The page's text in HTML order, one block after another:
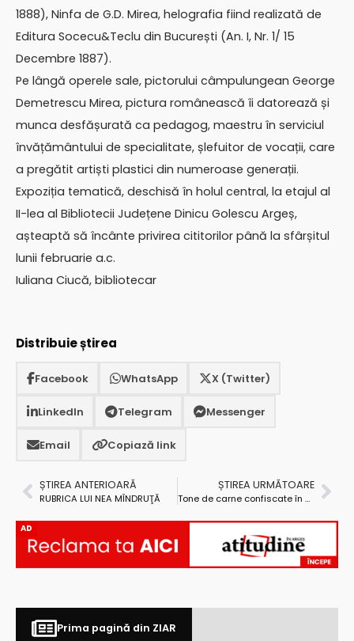
1888), Ninfa de G.D. Mirea, helografia fiind realizată de
Editura Socecu&Teclu din București (An. I, Nr. 1/ 15
Decembre 1887).
Pe lângă operele sale, pictorului câmpulungean George
Demetrescu Mirea, pictura românească îi datorează și
munca desfășurată ca pedagog, maestru în serviciul
învățământului de specialitate, șlefuitor de vocații, care
a pregătit artiști plastici din numeroase generații.
Expoziția tematică, deschisă în holul central, la etajul al
II-lea al Bibliotecii Județene Dinicu Golescu Argeș,
așteaptă să încânte privirea cititorilor până la sfârșitul
lunii februarie a.c.
Iuliana Ciucă, bibliotecar
Distribuie știrea
Facebook WhatsApp X (Twitter)
LinkedIn Telegram Messenger
Email Copiază link
ȘTIREA ANTERIOARĂ
RUBRICA LUI NEA MÎNDRUŢĂ
ȘTIREA URMĂTOARE
Tone de carne confiscate în Argeș, în perioada sărbătorilor de iarnă
AD
Prima pagină din ZIAR